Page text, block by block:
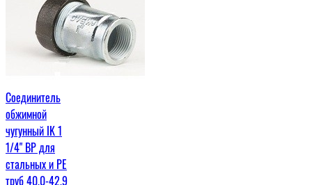
Соединитель
обжимной
чугунный IK 1
1/4" ВР для
стальных и PE
труб 40,0-42,9